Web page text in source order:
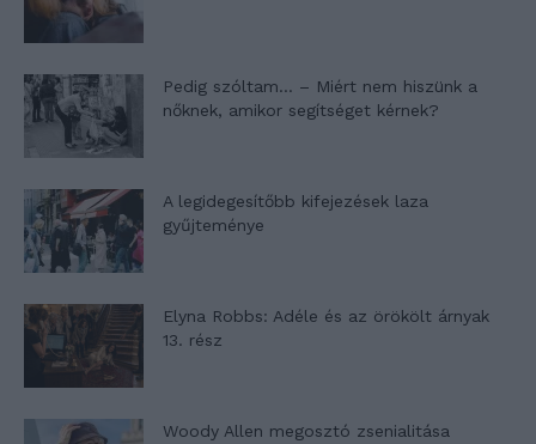
Pedig szóltam… – Miért nem hiszünk a
nőknek, amikor segítséget kérnek?
A legidegesítőbb kifejezések laza
gyűjteménye
Elyna Robbs: Adéle és az örökölt árnyak
13. rész
Woody Allen megosztó zsenialitása